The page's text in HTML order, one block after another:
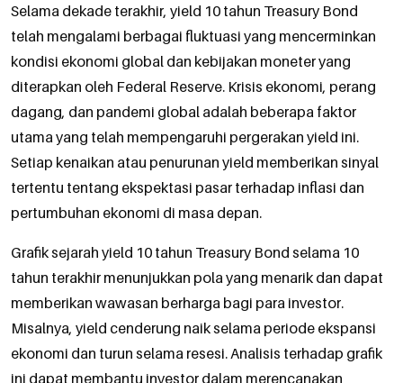
Selama dekade terakhir, yield 10 tahun Treasury Bond
telah mengalami berbagai fluktuasi yang mencerminkan
kondisi ekonomi global dan kebijakan moneter yang
diterapkan oleh Federal Reserve. Krisis ekonomi, perang
dagang, dan pandemi global adalah beberapa faktor
utama yang telah mempengaruhi pergerakan yield ini.
Setiap kenaikan atau penurunan yield memberikan sinyal
tertentu tentang ekspektasi pasar terhadap inflasi dan
pertumbuhan ekonomi di masa depan.
Grafik sejarah yield 10 tahun Treasury Bond selama 10
tahun terakhir menunjukkan pola yang menarik dan dapat
memberikan wawasan berharga bagi para investor.
Misalnya, yield cenderung naik selama periode ekspansi
ekonomi dan turun selama resesi. Analisis terhadap grafik
ini dapat membantu investor dalam merencanakan